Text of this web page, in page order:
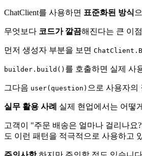
ChatClient를 사용하면 표준화된 방식
무엇보다 코드가 깔끔해진다는 큰 이
먼저 생성자 부분을 보면
builder.build() 를 호출하면 실제 사
그다음 user(question) 으로 사용자의
실무 활용 사례 실제 현업에서는 어떻
고객이 "주문 배송은 얼마나 걸리나요
도 이런 패턴을 적극적으로 사용하고